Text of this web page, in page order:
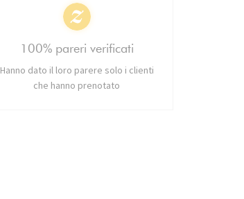
100% pareri verificati
Hanno dato il loro parere solo i clienti
che hanno prenotato